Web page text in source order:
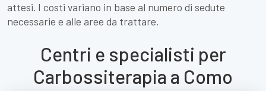
attesi. I costi variano in base al numero di sedute
necessarie e alle aree da trattare.
Centri e specialisti per
Carbossiterapia a Como